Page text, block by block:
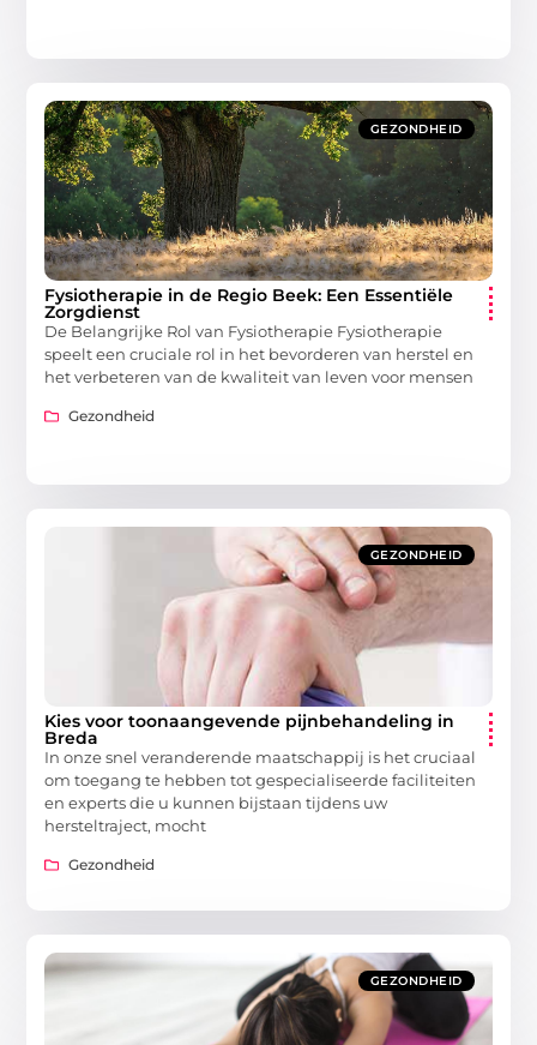
GEZONDHEID
Fysiotherapie in de Regio Beek: Een Essentiële
Zorgdienst
De Belangrijke Rol van Fysiotherapie Fysiotherapie
speelt een cruciale rol in het bevorderen van herstel en
het verbeteren van de kwaliteit van leven voor mensen
Gezondheid
GEZONDHEID
Kies voor toonaangevende pijnbehandeling in
Breda
In onze snel veranderende maatschappij is het cruciaal
om toegang te hebben tot gespecialiseerde faciliteiten
en experts die u kunnen bijstaan tijdens uw
hersteltraject, mocht
Gezondheid
GEZONDHEID